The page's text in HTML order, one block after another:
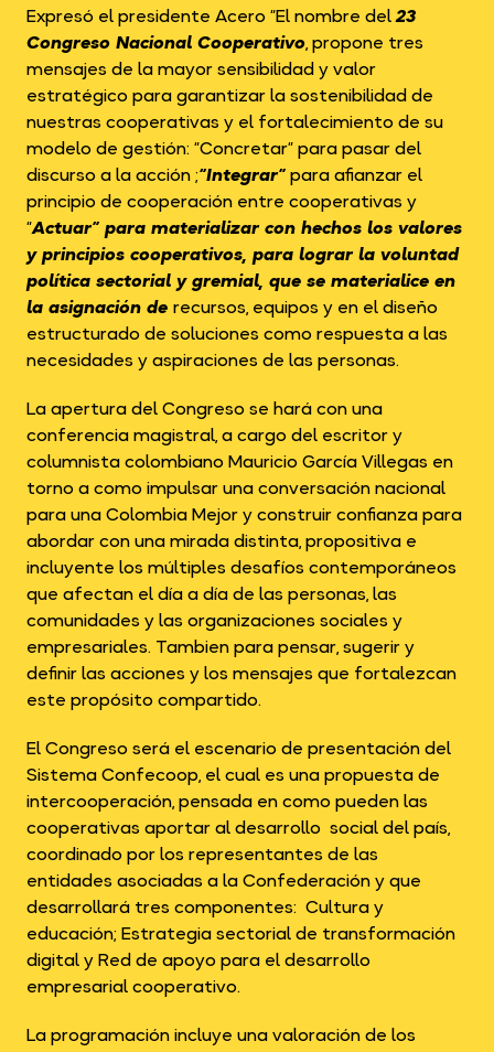
Expresó el presidente Acero “El nombre del23
Congreso Nacional Cooperativo, propone tres
mensajes de la mayor sensibilidad y valor
estratégico para garantizar la sostenibilidad de
nuestras cooperativas y el fortalecimiento de su
modelo de gestión: “Concretar” para pasar del
discurso a la acción ;“Integrar”para afianzar el
principio de cooperación entre cooperativas y
“Actuar” para materializar con hechos los valores
y principios cooperativos, para lograr la voluntad
política sectorial y gremial, que se materialice en
la asignación derecursos, equipos y en el diseño
estructurado de soluciones como respuesta a las
necesidades y aspiraciones de las personas.
La apertura del Congreso se hará con una
conferencia magistral, a cargo del escritor y
columnista colombiano Mauricio García Villegas en
torno a como impulsar una conversación nacional
para una Colombia Mejor y construir confianza para
abordar con una mirada distinta, propositiva e
incluyente los múltiples desafíos contemporáneos
que afectan el día a día de las personas, las
comunidades y las organizaciones sociales y
empresariales. Tambien para pensar, sugerir y
definir las acciones y los mensajes que fortalezcan
este propósito compartido.
El Congreso será el escenario de presentación del
Sistema Confecoop, el cual es una propuesta de
intercooperación, pensada en como pueden las
cooperativas aportar al desarrollo social del país,
coordinado por los representantes de las
entidades asociadas a la Confederación y que
desarrollará tres componentes: Cultura y
educación; Estrategia sectorial de transformación
digital y Red de apoyo para el desarrollo
empresarial cooperativo.
La programación incluye una valoración de los